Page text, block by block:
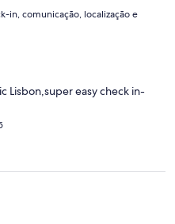
in, comunicação, localização e
Lisbon,super easy check in-